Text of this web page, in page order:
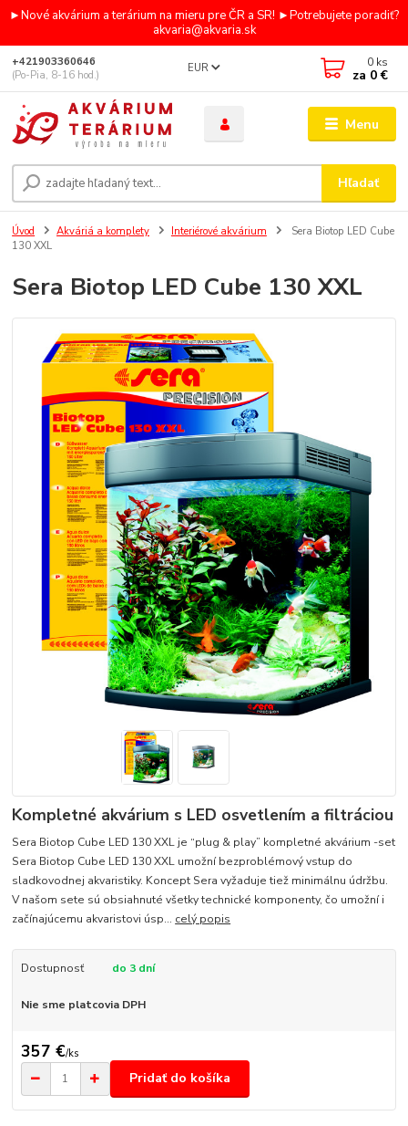
►Nové akvárium a terárium na mieru pre ČR a SR! ►Potrebujete poradiť?
akvaria@akvaria.sk
Menu
EUR
Hľadať
+421903360646
(Po-Pia, 8-16 hod.)
0 ks
za 0 €
Úvod Akváriá a komplety Interiérové akvárium
Sera Biotop LED Cube
130 XXL
Sera Biotop LED Cube 130 XXL
Kompletné akvárium s LED osvetlením a filtráciou
Sera Biotop Cube LED 130 XXL je “plug & play” kompletné akvárium -set
Sera Biotop Cube LED 130 XXL umožní bezproblémový vstup do
sladkovodnej akvaristiky. Koncept Sera vyžaduje tiež minimálnu údržbu.
V našom sete sú obsiahnuté všetky technické komponenty, čo umožní i
začínajúcemu akvaristovi úsp... celý popis
Dostupnosť do 3 dní
Nie sme platcovia DPH
357 €/ks
Pridať do košíka